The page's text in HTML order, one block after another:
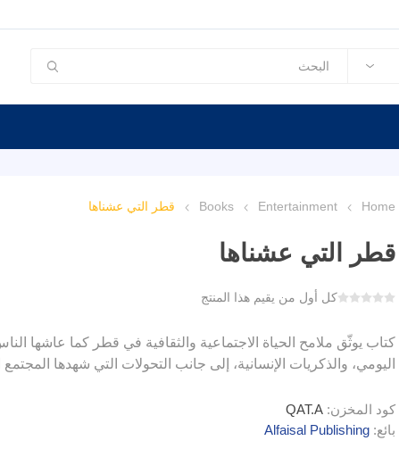
Home
Entertainment
Books قطر التي عشناها
قطر التي عشناها
كل أول من يقيم هذا المنتج
كتاب يوثّق ملامح الحياة الاجتماعية والثقافية في قطر كما عاشها
اليومي، والذكريات الإنسانية، إلى جانب التحولات التي شهدها
كود المخزن: QAT.A
بائع: Alfaisal Publishing